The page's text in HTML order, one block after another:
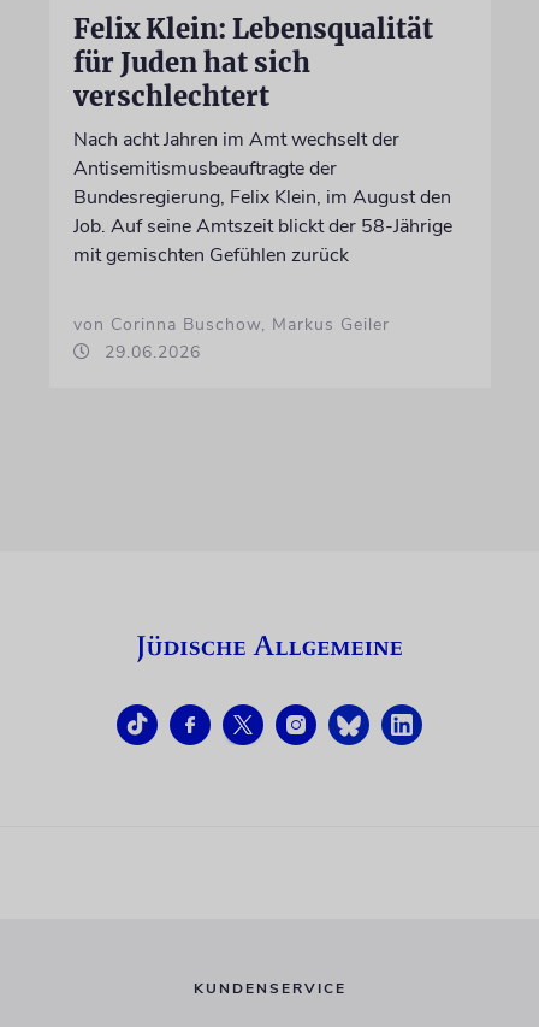
Felix Klein: Lebensqualität
für Juden hat sich
verschlechtert
Nach acht Jahren im Amt wechselt der
Antisemitismusbeauftragte der
Bundesregierung, Felix Klein, im August den
Job. Auf seine Amtszeit blickt der 58-Jährige
mit gemischten Gefühlen zurück
von Corinna Buschow, Markus Geiler
29.06.2026
KUNDENSERVICE